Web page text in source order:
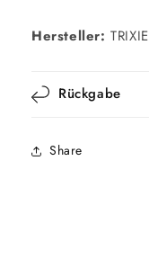
Hersteller:TRIXIE
Rückgabe
Share